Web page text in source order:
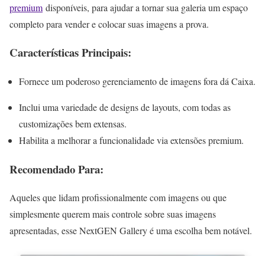
premium disponíveis, para ajudar a tornar sua galeria um espaço
completo para vender e colocar suas imagens a prova.
Características Principais:
Fornece um poderoso gerenciamento de imagens fora dá Caixa.
Inclui uma variedade de designs de layouts, com todas as
customizações bem extensas.
Habilita a melhorar a funcionalidade via extensões premium.
Recomendado Para:
Aqueles que lidam profissionalmente com imagens ou que
simplesmente querem mais controle sobre suas imagens
apresentadas, esse NextGEN Gallery é uma escolha bem notável.